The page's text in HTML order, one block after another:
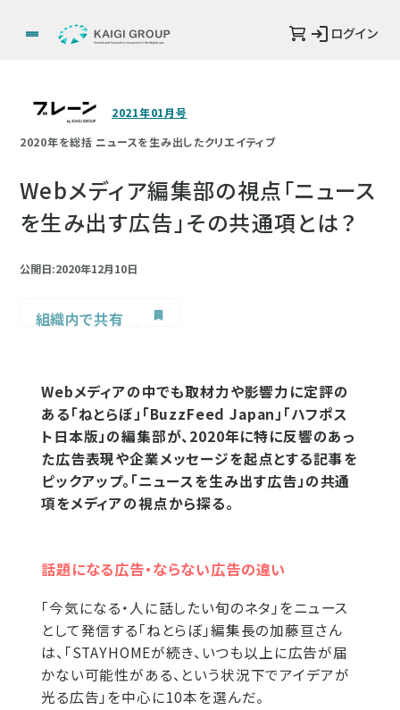
ログイン
2021年01月号
2020年を総括 ニュースを生み出したクリエイティブ
Webメディア編集部の視点「ニュース
を生み出す広告」その共通項とは？
公開日:2020年12月10日
組織内で共有
Webメディアの中でも取材力や影響力に定評の
ある「ねとらぼ」「BuzzFeed Japan」「ハフポス
ト日本版」の編集部が、2020年に特に反響のあっ
た広告表現や企業メッセージを起点とする記事を
ピックアップ。「ニュースを生み出す広告」の共通
項をメディアの視点から探る。
話題になる広告・ならない広告の違い
「今気になる・人に話したい旬のネタ」をニュース
として発信する「ねとらぼ」編集長の加藤亘さん
は、「STAYHOMEが続き、いつも以上に広告が届
かない可能性がある、という状況下でアイデアが
光る広告」を中心に10本を選んだ。